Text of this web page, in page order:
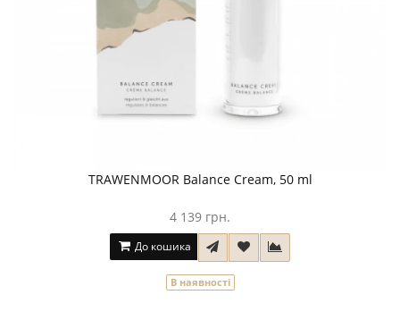
TRAWENMOOR Balance Cream, 50 ml
4 139 грн.
До кошика
В наявності